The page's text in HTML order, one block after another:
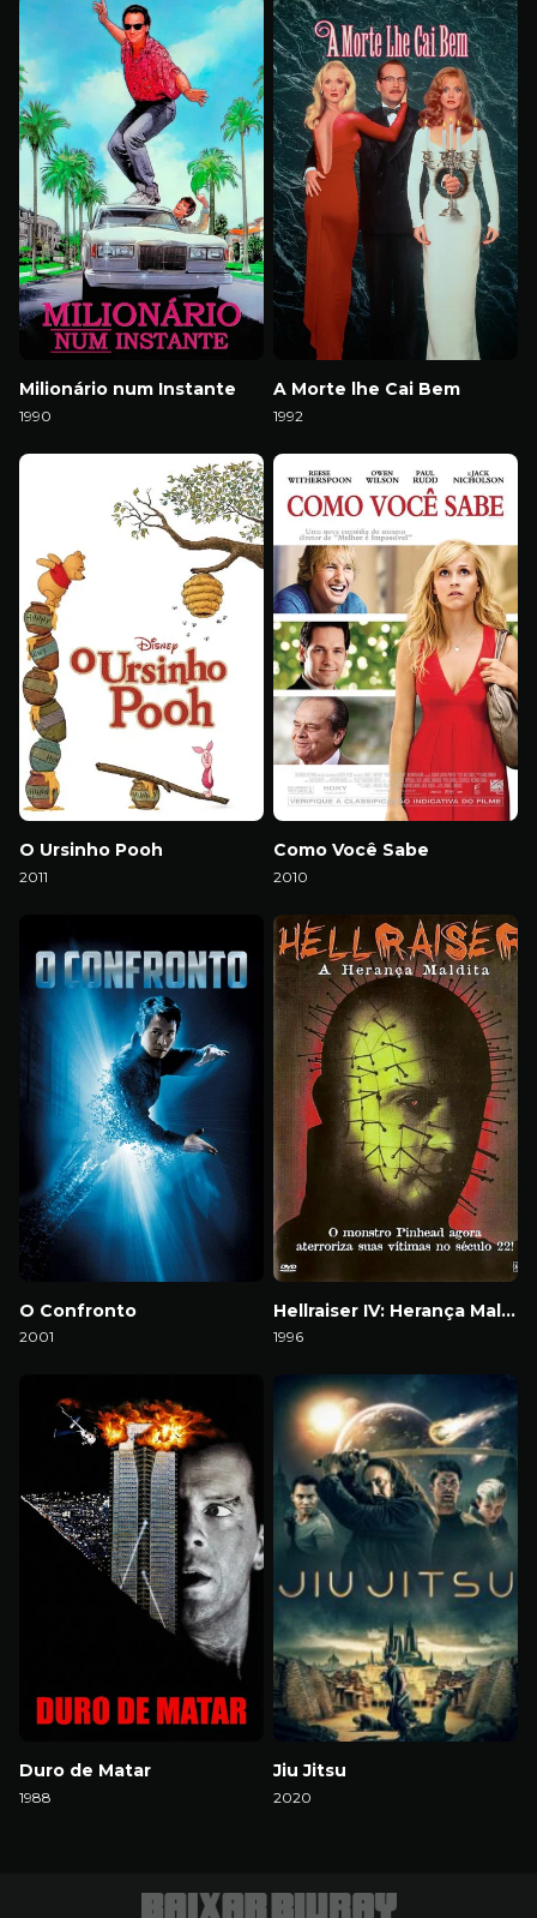
Milionário num Instante
1990
A Morte lhe Cai Bem
1992
O Ursinho Pooh
2011
Como Você Sabe
2010
O Confronto
2001
Hellraiser IV: Herança Maldita
1996
Duro de Matar
1988
Jiu Jitsu
2020